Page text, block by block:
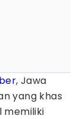
, Jawa
yang khas
memiliki